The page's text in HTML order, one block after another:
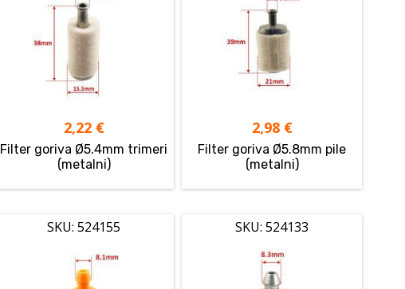
2,22 €
Filter goriva Ø5.4mm trimeri
(metalni)
2,98 €
Filter goriva Ø5.8mm pile
(metalni)
SKU: 524155 SKU: 524133